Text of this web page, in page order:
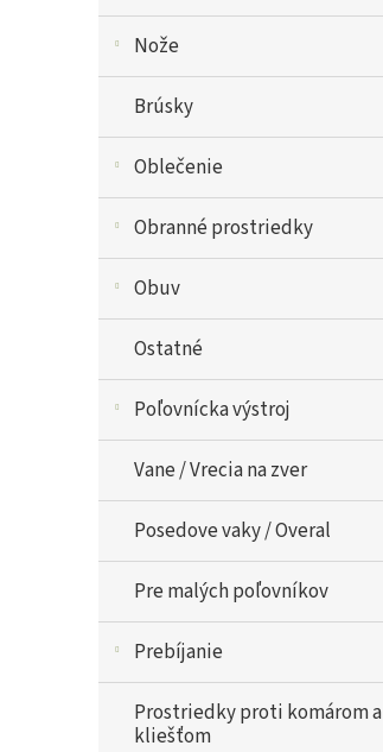
Nože
Brúsky
Oblečenie
Obranné prostriedky
Obuv
Ostatné
Poľovnícka výstroj
Vane / Vrecia na zver
Posedove vaky / Overal
Pre malých poľovníkov
Prebíjanie
Prostriedky proti komárom a
kliešťom